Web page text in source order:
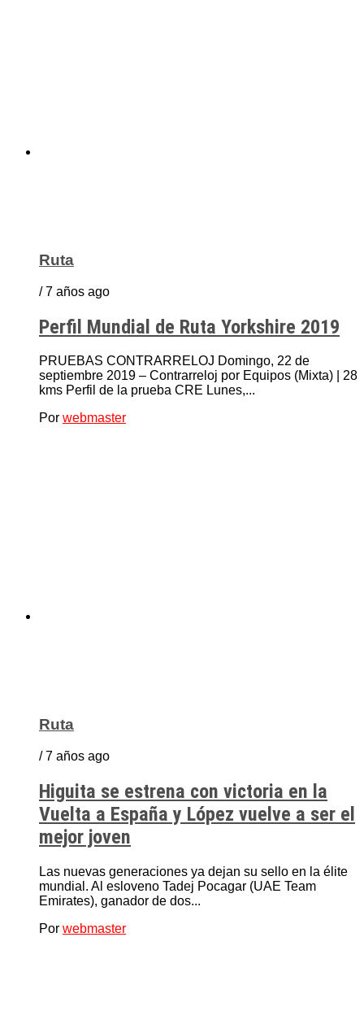
Ruta
/ 7 años ago
Perfil Mundial de Ruta Yorkshire 2019
PRUEBAS CONTRARRELOJ Domingo, 22 de
septiembre 2019 – Contrarreloj por Equipos (Mixta) | 28
kms Perfil de la prueba CRE Lunes,...
Por webmaster
Ruta
/ 7 años ago
Higuita se estrena con victoria en la
Vuelta a España y López vuelve a ser el
mejor joven
Las nuevas generaciones ya dejan su sello en la élite
mundial. Al esloveno Tadej Pocagar (UAE Team
Emirates), ganador de dos...
Por webmaster